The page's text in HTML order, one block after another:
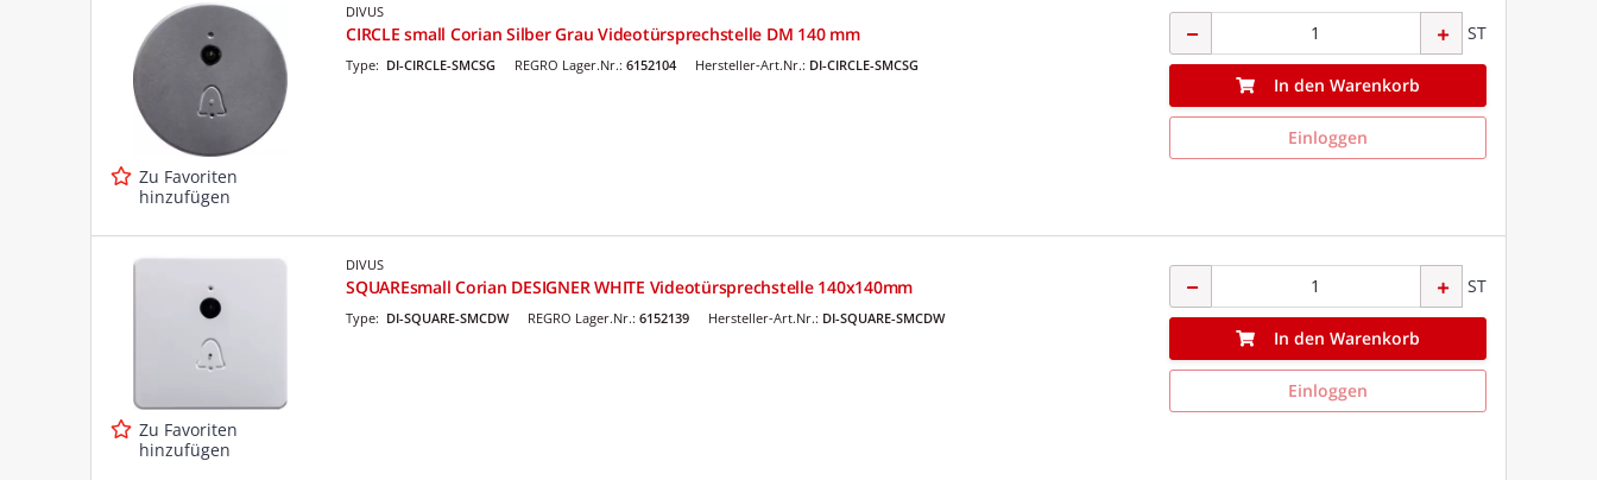
Zu Favoriten
hinzufügen
DIVUS
CIRCLE small Corian Silber Grau Videotürsprechstelle DM 140 mm
REGRO Lager.Nr.: 6152104
Type: DI-CIRCLE-SMCSG Hersteller-Art.Nr.: DI-CIRCLE-SMCSG
ST
In den Warenkorb
Einloggen
Zu Favoriten
hinzufügen
DIVUS
SQUAREsmall Corian DESIGNER WHITE Videotürsprechstelle 140x140mm
REGRO Lager.Nr.: 6152139
Type: DI-SQUARE-SMCDW Hersteller-Art.Nr.: DI-SQUARE-SMCDW
ST
In den Warenkorb
Einloggen